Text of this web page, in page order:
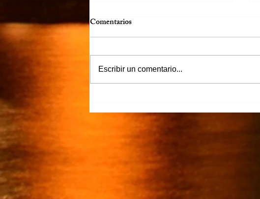
familiares y amigos
Comentarios
Escribir un comentario...